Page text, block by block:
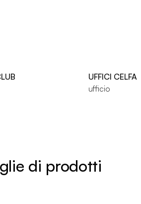
UFFICI CELFA
ufficio
di prodotti